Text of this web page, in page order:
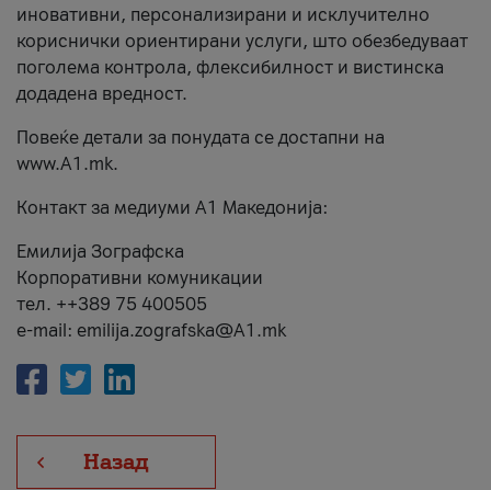
иновативни, персонализирани и исклучително
кориснички ориентирани услуги, што обезбедуваат
поголема контрола, флексибилност и вистинска
додадена вредност.
Повеќе детали за понудата се достапни на
www.А1.mk.
Контакт за медиуми А1 Македонија:
Емилија Зографска
Корпоративни комуникации
тел. ++389 75 400505
e-mail: emilija.zografska@A1.mk
Назад